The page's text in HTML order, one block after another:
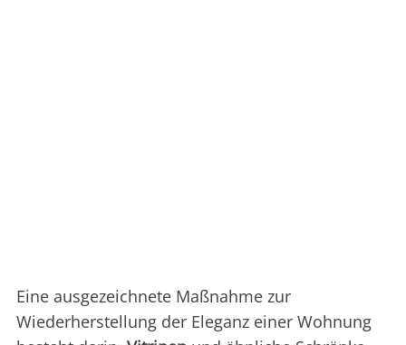
Eine ausgezeichnete Maßnahme zur
Wiederherstellung der Eleganz einer Wohnung